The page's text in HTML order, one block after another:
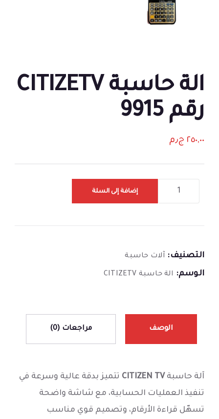
الة حاسبة CITIZETV
رقم 9915
٢٥٠,٠٠ ج٫م
إضافة إلى السلة
التصنيف: آلات حاسبة
الوسم: الة حاسبة CITIZETV
الوصف مراجعات (0)
آلة حاسبة CITIZEN TV تتميز بدقة عالية وسرعة في
تنفيذ العمليات الحسابية، مع شاشة واضحة
تسهّل قراءة الأرقام، وتصميم قوي مناسب